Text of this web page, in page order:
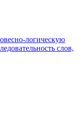
логическую
слов,